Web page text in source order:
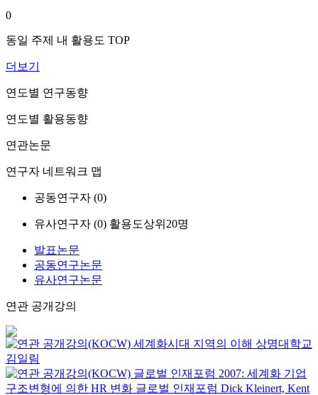
0
동일 주제 내 활용도 TOP
더보기
연도별 연구동향
연도별 활용동향
연관논문
연구자 네트워크 맵
공동연구자 (0)
유사연구자 (0) 활용도상위20명
발표논문
공동연구논문
유사연구논문
연관 공개강의
세계화시대 지역의 이해 상명대학교
김일림
글로벌 인재포럼 2007: 세계화 기업
구조변형에 의한 HR 변화 글로벌 인재포럼 Dick Kleinert, Kent